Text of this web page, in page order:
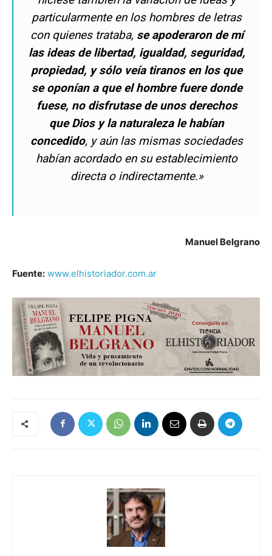
particularmente en los hombres de letras
con quienes trataba, se apoderaron de mí
las ideas de libertad, igualdad, seguridad,
propiedad, y sólo veía tiranos en los que
se oponían a que el hombre fuere donde
fuese, no disfrutase de unos derechos
que Dios y la naturaleza le habían
concedido, y aún las mismas sociedades
habían acordado en su establecimiento
directa o indirectamente.»
Manuel Belgrano
Fuente: www.elhistoriador.com.ar